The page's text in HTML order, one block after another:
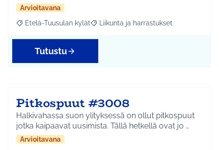
Arvioitavana
Rajaa tulokset aihepiirin mukaan: Etelä-Tuusulan kylät
Etelä-Tuusulan kylät Rajaa tulokset teeman mukaan:
Liikunta ja harrastukset
Tutustu
Pitkospuut #3008
Halkivahassa suon ylityksessä on ollut pitkospuut
jotka kaipaavat uusimista. Tällä hetkellä ovat jo …
Arvioitavana